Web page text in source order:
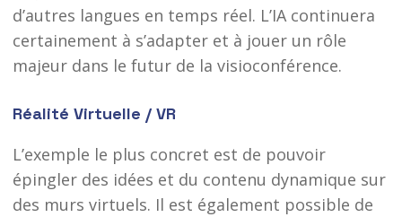
d’autres langues en temps réel. L’IA continuera
certainement à s’adapter et à jouer un rôle
majeur dans le futur de la visioconférence.
Réalité Virtuelle / VR
L’exemple le plus concret est de pouvoir
épingler des idées et du contenu dynamique sur
des murs virtuels. Il est également possible de